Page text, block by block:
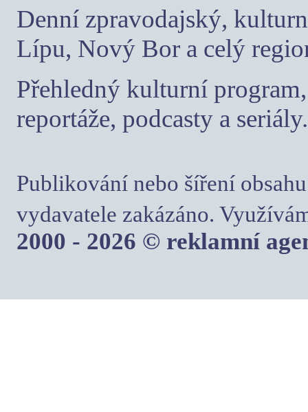
Denní zpravodajský,
Lípu, Nový Bor a celý
Přehledný kulturní
reportáže, podcasty a seriály.
Publikování nebo šíření
vydavatele zakázáno.
2000 - 2026 © reklamní